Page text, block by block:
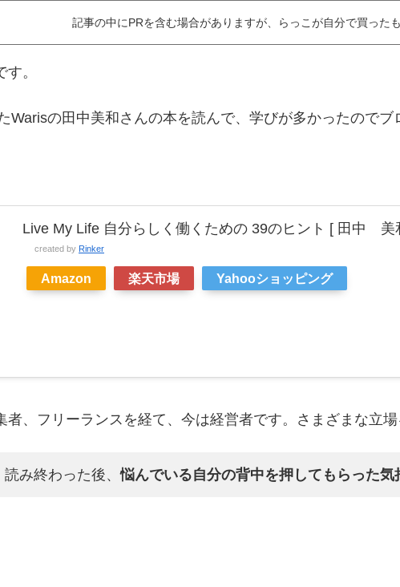
記事の中にPRを含む場合がありますが、らっこが自分で買った
。
Warisの田中美和さんの本を読んで、学びが多かったのでブ
Live My Life 自分らしく働くための 39のヒント [ 田中 美
created by Rinker
Amazon 楽天市場 Yahooショッピング
者、フリーランスを経て、今は経営者です。さまざまな立
読み終わった後、悩んでいる自分の背中を押してもらった気